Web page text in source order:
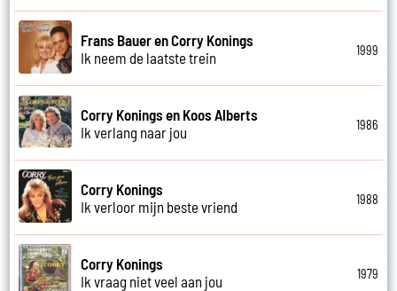
Frans Bauer en Corry Konings
Ik neem de laatste trein
1999
Corry Konings en Koos Alberts
Ik verlang naar jou
1986
Corry Konings
Ik verloor mijn beste vriend
1988
Corry Konings
Ik vraag niet veel aan jou
1979